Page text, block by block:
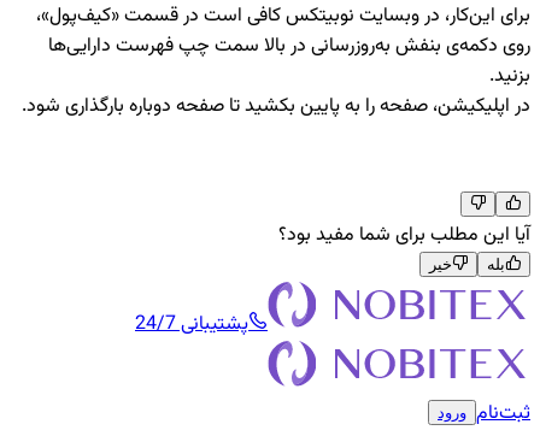
برای این‌کار، در وبسایت نوبیتکس کافی است در قسمت «کیف‌پول»،
روی دکمه‌ی بنفش به‌روزرسانی در بالا سمت چپ فهرست دارایی‌ها
بزنید.
در اپلیکیشن، صفحه را به پایین بکشید تا صفحه دوباره بارگذاری شود.
آیا این مطلب برای شما مفید بود؟
بله خیر
پشتیبانی 24/7
ثبت‌نام ورود